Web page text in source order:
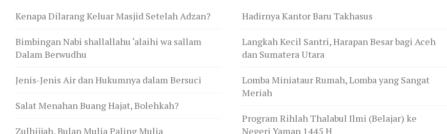
Kenapa Dilarang Keluar Masjid Setelah Adzan?
Bimbingan Nabi shallallahu ‘alaihi wa sallam
Dalam Berwudhu
Jenis-Jenis Air dan Hukumnya dalam Bersuci
Salat Menahan Buang Hajat, Bolehkah?
Zulhijjah, Bulan Mulia Paling Mulia
Hadirnya Kantor Baru Takhasus
Langkah Kecil Santri, Harapan Besar bagi Aceh
dan Sumatera Utara
Lomba Miniataur Rumah, Lomba yang Sangat
Meriah
Program Rihlah Thalabul Ilmi (Belajar) ke
Negeri Yaman 1445 H